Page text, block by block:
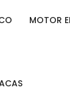
MOTOR